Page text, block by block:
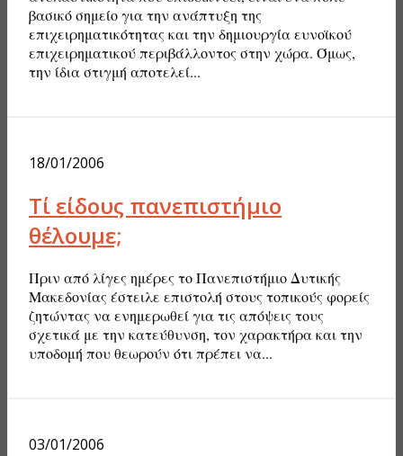
βασικό σημείο για την ανάπτυξη της
επιχειρηματικότητας και την δημιουργία ευνοϊκού
επιχειρηματικού περιβάλλοντος στην χώρα. Όμως,
την ίδια στιγμή αποτελεί...
18/01/2006
Τί είδους πανεπιστήμιο
θέλουμε;
Πριν από λίγες ημέρες το Πανεπιστήμιο Δυτικής
Μακεδονίας έστειλε επιστολή στους τοπικούς φορείς
ζητώντας να ενημερωθεί για τις απόψεις τους
σχετικά με την κατεύθυνση, τον χαρακτήρα και την
υποδομή που θεωρούν ότι πρέπει να...
03/01/2006